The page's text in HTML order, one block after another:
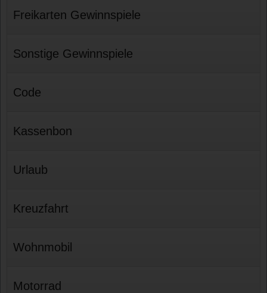
Freikarten Gewinnspiele
Sonstige Gewinnspiele
Code
Kassenbon
Urlaub
Kreuzfahrt
Wohnmobil
Motorrad